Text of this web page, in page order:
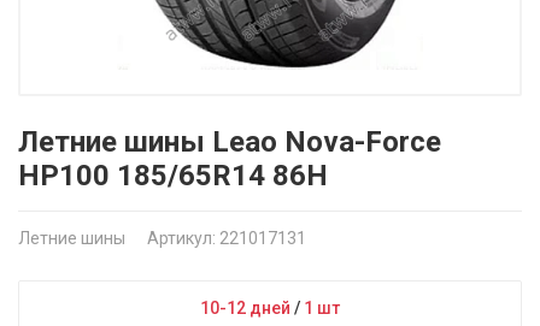
Летние шины Leao Nova-Force
HP100 185/65R14 86H
Летние шины Артикул: 221017131
10-12 дней / 1 шт